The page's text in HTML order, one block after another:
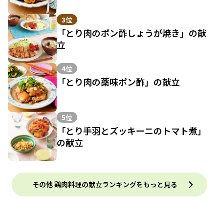
3位
「とり肉のポン酢しょうが焼き」の献
立
4位
「とり肉の薬味ポン酢」の献立
5位
「とり手羽とズッキーニのトマト煮」
の献立
その他 鶏肉料理の献立ランキングをもっと見る